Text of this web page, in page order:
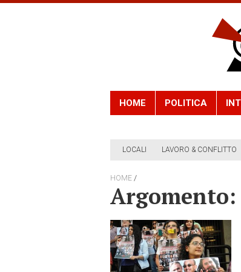
HOME POLITICA
LOCALI LAVORO & CONFLITTO
HOME /
Argomento: